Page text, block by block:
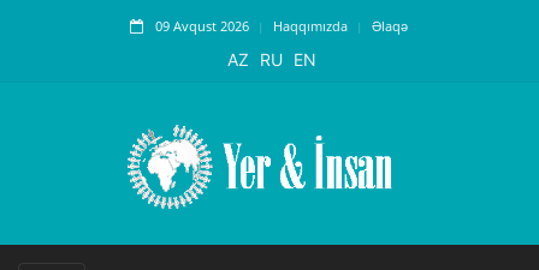
09 Avqust 2026 Haqqımızda Əlaqə
AZ RU EN